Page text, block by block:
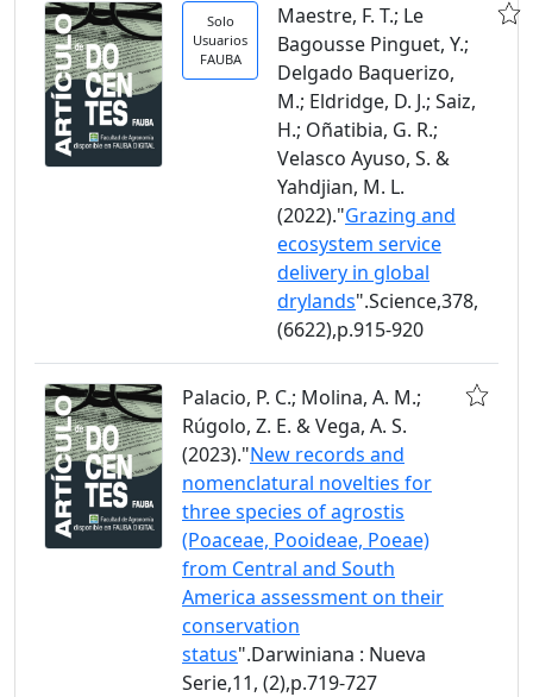
Solo
Usuarios
FAUBA
Maestre, F. T.; Le
Bagousse Pinguet, Y.;
Delgado Baquerizo,
M.; Eldridge, D. J.; Saiz,
H.; Oñatibia, G. R.;
Velasco Ayuso, S. &
Yahdjian, M. L.
(2022)."Grazing and
ecosystem service
delivery in global
drylands".Science,378,
(6622),p.915-920
Palacio, P. C.; Molina, A. M.;
Rúgolo, Z. E. & Vega, A. S.
(2023)."New records and
nomenclatural novelties for
three species of agrostis
(Poaceae, Pooideae, Poeae)
from Central and South
America assessment on their
conservation
status".Darwiniana : Nueva
Serie,11, (2),p.719-727